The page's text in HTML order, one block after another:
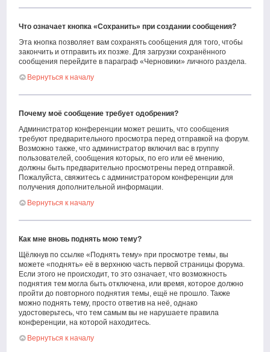
Что означает кнопка «Сохранить» при создании сообщения?
Эта кнопка позволяет вам сохранять сообщения для того, чтобы
закончить и отправить их позже. Для загрузки сохранённого
сообщения перейдите в параграф «Черновики» личного раздела.
Вернуться к началу
Почему моё сообщение требует одобрения?
Администратор конференции может решить, что сообщения
требуют предварительного просмотра перед отправкой на форум.
Возможно также, что администратор включил вас в группу
пользователей, сообщения которых, по его или её мнению,
должны быть предварительно просмотрены перед отправкой.
Пожалуйста, свяжитесь с администратором конференции для
получения дополнительной информации.
Вернуться к началу
Как мне вновь поднять мою тему?
Щёлкнув по ссылке «Поднять тему» при просмотре темы, вы
можете «поднять» её в верхнюю часть первой страницы форума.
Если этого не происходит, то это означает, что возможность
поднятия тем могла быть отключена, или время, которое должно
пройти до повторного поднятия темы, ещё не прошло. Также
можно поднять тему, просто ответив на неё, однако
удостоверьтесь, что тем самым вы не нарушаете правила
конференции, на которой находитесь.
Вернуться к началу